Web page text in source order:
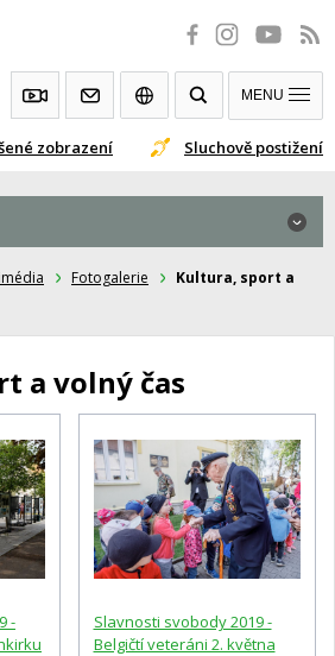
zobrazení Sluchově postižení
MENU
Fotogalerie
Kultura, sport a
a volný čas
-
Slavnosti svobody 2019 -
Belgičtí veteráni 2. května